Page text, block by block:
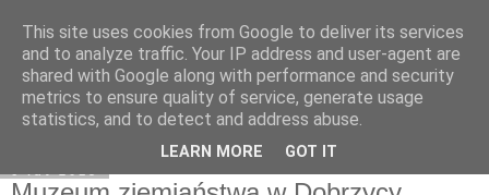
Moje miejsce
This site uses cookies from Google to deliver its services
and to analyze traffic. Your IP address and user-agent are
shared with Google along with performance and security
metrics to ensure quality of service, generate usage
statistics, and to detect and address abuse.
LEARN MORE GOT IT